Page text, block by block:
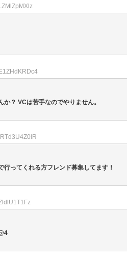
？ VCは苦手なのでやりません。
行ってくれる方フレンド募集してます！